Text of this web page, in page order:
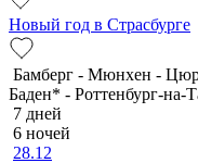
Новый год в Страсбурге
Бамберг - Мюнхен -
Баден* - Роттенбург-на-
7 дней
6 ночей
28.12